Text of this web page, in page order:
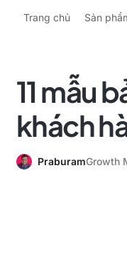
ClickUp Blog
Trang chủ Sản
11 mẫu
khách
PraburamGrowth